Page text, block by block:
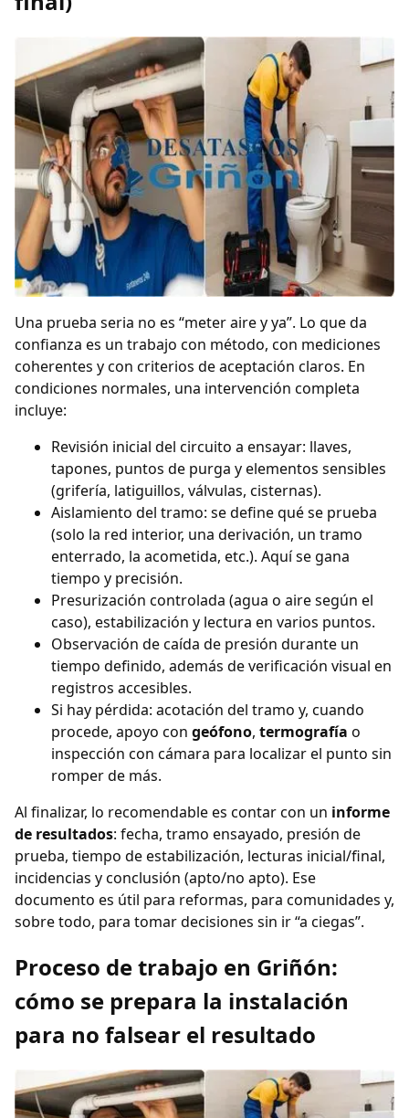
Una prueba seria no es “meter aire y ya”. Lo que da
confianza es un trabajo con método, con mediciones
coherentes y con criterios de aceptación claros. En
condiciones normales, una intervención completa
incluye:
Revisión inicial del circuito a ensayar: llaves,
tapones, puntos de purga y elementos sensibles
(grifería, latiguillos, válvulas, cisternas).
Aislamiento del tramo: se define qué se prueba
(solo la red interior, una derivación, un tramo
enterrado, la acometida, etc.). Aquí se gana
tiempo y precisión.
Presurización controlada (agua o aire según el
caso), estabilización y lectura en varios puntos.
Observación de caída de presión durante un
tiempo definido, además de verificación visual en
registros accesibles.
Si hay pérdida: acotación del tramo y, cuando
procede, apoyo con geófono, termografía o
inspección con cámara para localizar el punto sin
romper de más.
Al finalizar, lo recomendable es contar con un informe
de resultados: fecha, tramo ensayado, presión de
prueba, tiempo de estabilización, lecturas inicial/final,
incidencias y conclusión (apto/no apto). Ese
documento es útil para reformas, para comunidades y,
sobre todo, para tomar decisiones sin ir “a ciegas”.
Proceso de trabajo en Griñón:
cómo se prepara la instalación
para no falsear el resultado